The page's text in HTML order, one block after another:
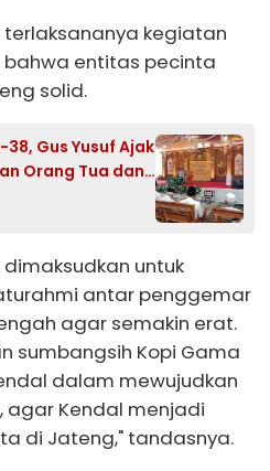
terlaksananya kegiatan
bahwa entitas pecinta
solid.
Gus Yusuf Ajak
Orang Tua dan
untuk
antar penggemar
agar semakin erat.
sumbangsih Kopi Gama
dalam mewujudkan
Kendal menjadi
di Jateng," tandasnya.